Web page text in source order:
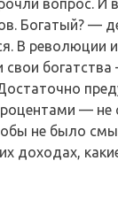
вопрос.
Богатый? —
В революции
свои
— не
не было
доходах,